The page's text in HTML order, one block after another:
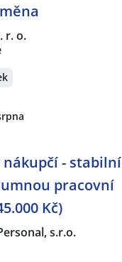
r. o.
- stabilní
pracovní
Kč)
s.r.o.